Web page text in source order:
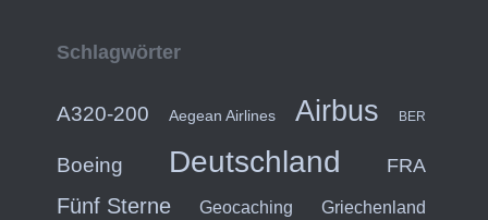
Schlagwörter
A320-200 Aegean Airlines Airbus BER
Boeing Deutschland FRA
Fünf Sterne Geocaching Griechenland